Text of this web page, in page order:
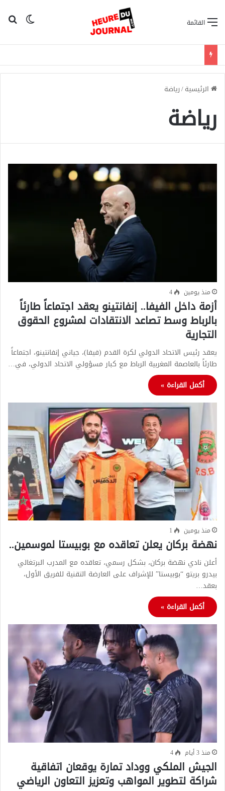
القائمة
الرئيسية/رياضة
رياضة
منذ يومين 4
أزمة داخل الفيفا.. إنفانتينو يعقد اجتماعاً طارئاً
بالرباط وسط تصاعد الانتقادات لمشروع الحقوق
التجارية
يعقد رئيس الاتحاد الدولي لكرة القدم (فيفا)، جياني إنفانتينو، اجتماعاً
طارئاً بالعاصمة المغربية الرباط مع كبار مسؤولي الاتحاد الدولي، في…
أكمل القراءة »
منذ يومين 1
نهضة بركان يعلن تعاقده مع بوبيستا لموسمين..
أعلن نادي نهضة بركان، بشكل رسمي، تعاقده مع المدرب البرتغالي
بيدرو بريتو “بوبيستا” للإشراف على العارضة التقنية للفريق الأول،
بعقد…
أكمل القراءة »
منذ 3 أيام 4
الجيش الملكي ووداد تمارة يوقعان اتفاقية
شراكة لتطوير المواهب وتعزيز التعاون الرياضي